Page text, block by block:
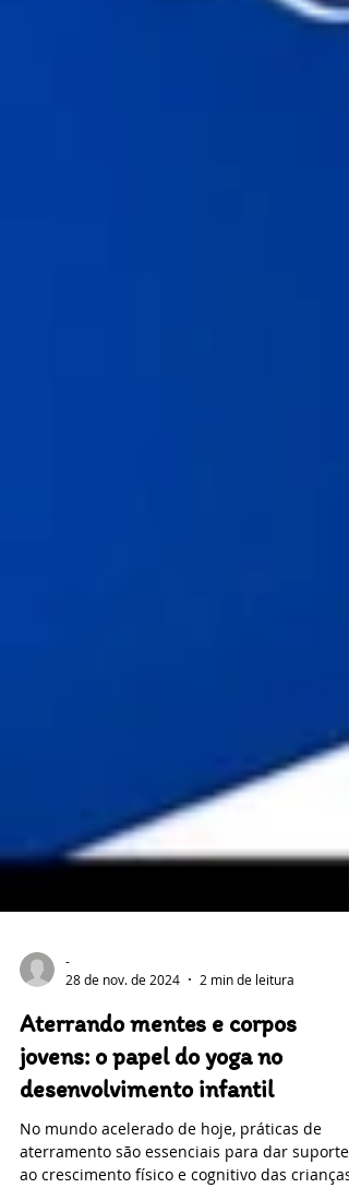
-
2 min de leitura
Aterrando mentes e corpos
jovens: o papel do yoga no
desenvolvimento infantil
No mundo acelerado de hoje, práticas de